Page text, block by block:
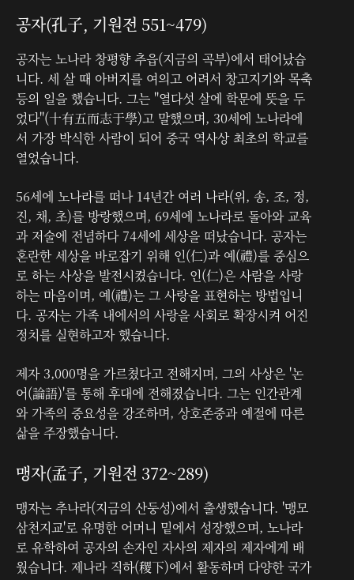
공자(孔子, 기원전 551~479)
공자는 노나라 창평향 추읍(지금의 곡부)에서 태어났습
니다. 세 살 때 아버지를 여의고 어려서 창고지기와 목축
등의 일을 했습니다. 그는 "열다섯 살에 학문에 뜻을 두
었다"(十有五而志于學)고 말했으며, 30세에 노나라에
서 가장 박식한 사람이 되어 중국 역사상 최초의 학교를
열었습니다.
56세에 노나라를 떠나 14년간 여러 나라(위, 송, 조, 정,
진, 채, 초)를 방랑했으며, 69세에 노나라로 돌아와 교육
과 저술에 전념하다 74세에 세상을 떠났습니다. 공자는
혼란한 세상을 바로잡기 위해 인(仁)과 예(禮)를 중심으
로 하는 사상을 발전시켰습니다. 인(仁)은 사람을 사랑
하는 마음이며, 예(禮)는 그 사랑을 표현하는 방법입니
다. 공자는 가족 내에서의 사랑을 사회로 확장시켜 어진
정치를 실현하고자 했습니다.
제자 3,000명을 가르쳤다고 전해지며, 그의 사상은 '논
어(論語)'를 통해 후대에 전해졌습니다. 그는 인간관계
와 가족의 중요성을 강조하며, 상호존중과 예절에 따른
삶을 주장했습니다.
맹자(孟子, 기원전 372~289)
맹자는 추나라(지금의 산둥성)에서 출생했습니다. '맹모
삼천지교'로 유명한 어머니 밑에서 성장했으며, 노나라
로 유학하여 공자의 손자인 자사의 제자의 제자에게 배
웠습니다. 제나라 직하(稷下)에서 활동하며 다양한 국가